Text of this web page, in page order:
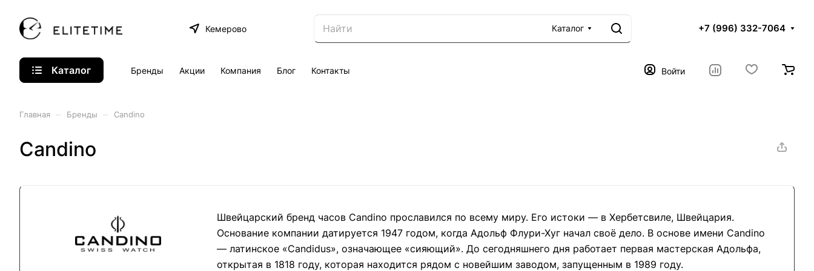
Кемерово Каталог +7 (996) 332-7064
Каталог Бренды Акции Компания Блог Контакты Войти
Главная Бренды Candino
Candino
Швейцарский бренд часов Candino прославился по всему миру. Его истоки — в Хербетсвиле, Швейцария.
Основание компании датируется 1947 годом, когда Адольф Флури-Хуг начал своё дело. В основе имени Candino
— латинское «Candidus», означающее «сияющий». До сегодняшнего дня работает первая мастерская Адольфа,
открытая в 1818 году, которая находится рядом с новейшим заводом, запущенным в 1989 году.